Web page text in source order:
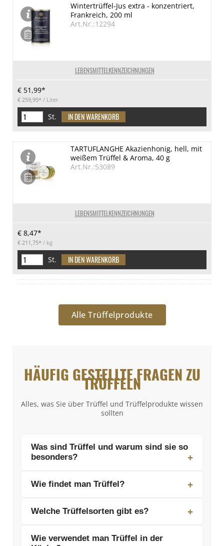
LEBENSMITTELKENNZEICHNUNGEN
Wintertrüffel-Jus extra - konzentriert,
Frankreich, 200 ml
Art.Nr.:12294
€ 51,99*
€ 259,95* / Liter
St.
LEBENSMITTELKENNZEICHNUNGEN
TARTUFLANGHE Akazienhonig, hell, mit
weißem Trüffel & Aroma, 40 g
Art.Nr.:53089
€ 8,47*
€ 211,75* / kg
St.
Alle Trüffelprodukte
HÄUFIG GESTELLTE FRAGEN ZU
TRÜFFELN
Alles, was Sie über Trüffel und Trüffelprodukte wissen
sollten
Was sind Trüffel und warum sind sie so
besonders?
die in Symbiose mit bestimmten
intensives Aroma und ihren einzigartigen
Seltenheit, des aufwendigen
Wie findet man Trüffel?
ausgebildeten Hunden oder Schweinen
Duft der Trüffel unter der Erde auf und
Welche Trüffelsorten gibt es?
Weiße Alba-Trüffel aus Italien und der
Wie verwendet man Trüffel in der